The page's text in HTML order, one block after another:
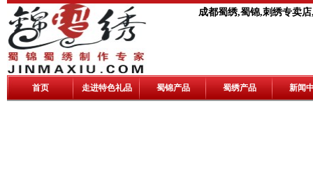
成都蜀绣,蜀锦,刺绣专卖
首页 走进特色礼品 蜀锦产品 蜀绣产品 新闻